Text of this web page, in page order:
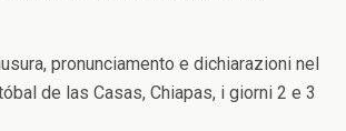
pronunciamento e dichiarazioni nel
de las Casas, Chiapas, i giorni 2 e 3